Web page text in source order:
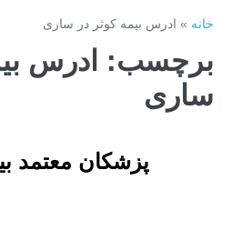
خانه»ادرس بیمه کوثر در ساری
برچسب: ادرس
ساری
پزشکان معتمد